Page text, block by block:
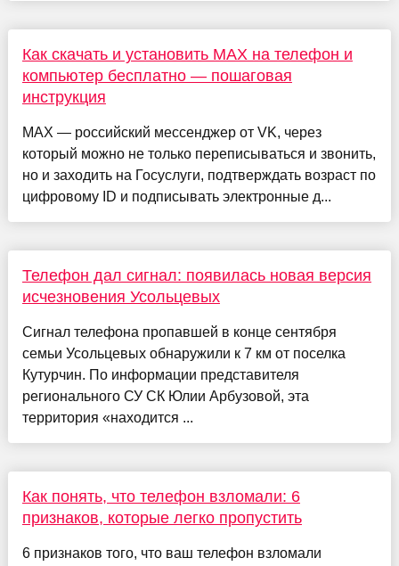
Как скачать и установить MAX на телефон и
компьютер бесплатно — пошаговая
инструкция
MAX — российский мессенджер от VK, через
который можно не только переписываться и звонить,
но и заходить на Госуслуги, подтверждать возраст по
цифровому ID и подписывать электронные д...
Телефон дал сигнал: появилась новая версия
исчезновения Усольцевых
Сигнал телефона пропавшей в конце сентября
семьи Усольцевых обнаружили к 7 км от поселка
Кутурчин. По информации представителя
регионального СУ СК Юлии Арбузовой, эта
территория «находится ...
Как понять, что телефон взломали: 6
признаков, которые легко пропустить
6 признаков того, что ваш телефон взломали